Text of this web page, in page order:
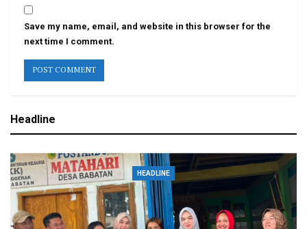
Save my name, email, and website in this browser for the
next time I comment.
Headline
HEADLINE